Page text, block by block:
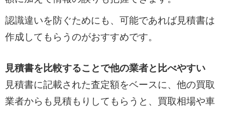
認識違いを防ぐためにも、可能であれば見積書は
作成してもらうのがおすすめです。
見積書を比較することで他の業者と比べやすい
見積書に記載された査定額をベースに、他の買取
業者からも見積もりしてもらうと、買取相場や車